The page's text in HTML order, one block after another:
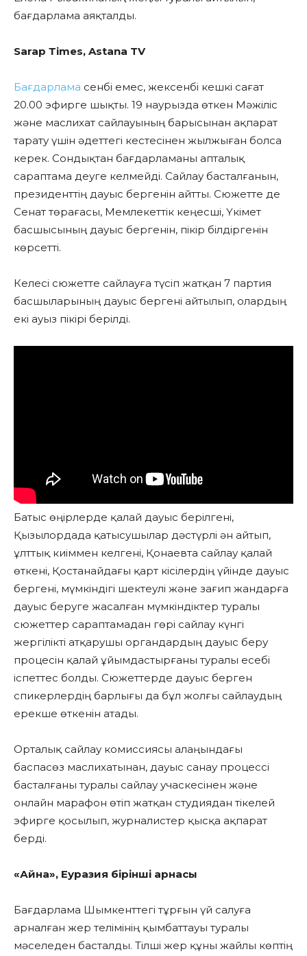
бағдарлама аяқталды.
Sarap Тimes, Astana TV
Бағдарлама сенбі емес, жексенбі кешкі сағат
20.00 эфирге шықты. 19 наурызда өткен Мәжіліс
және маслихат сайлауының барысынан ақпарат
тарату үшін әдеттегі кестесінен жылжыған болса
керек. Сондықтан бағдарламаны апталық
сараптама деуге келмейді. Сайлау басталғанын,
президенттің дауыс бергенін айтты. Сюжетте де
Сенат төрағасы, Мемлекеттік кеңесші, Үкімет
басшысының дауыс бергенін, пікір білдіргенін
көрсетті.
Келесі сюжетте сайлауға түсіп жатқан 7 партия
басшыларының дауыс бергені айтылып, олардың
екі ауыз пікірі берілді.
Батыс өңірлерде қалай дауыс берілгені,
Қызылордада қатысушылар дәстүрлі ән айтып,
ұлттық киіммен келгені, Қонаевта сайлау қалай
өткені, Қостанайдағы қарт кісілердің үйінде дауыс
бергені, мүмкіндігі шектеулі және зағип жандарға
дауыс беруге жасалған мүмкіндіктер туралы
сюжеттер сараптамадан гөрі сайлау күнгі
жергілікті атқарушы органдардың дауыс беру
процесін қалай ұйымдастырғаны туралы есебі
іспеттес болды. Сюжеттерде дауыс берген
спикерлердің барлығы да бұл жолғы сайлаудың
ерекше өткенін атады.
Орталық сайлау комиссиясы алаңындағы
баспасөз маслихатынан, дауыс санау процессі
басталғаны туралы сайлау учаскесінен және
онлайн марафон өтіп жатқан студиядан тікелей
эфирге қосылып, журналистер қысқа ақпарат
берді.
«Айна», Еуразия бірінші арнасы
Бағдарлама Шымкенттегі тұрғын үй салуға
арналған жер телімінің қымбаттауы туралы
мәселеден басталды. Тілші жер құны жайлы көптің